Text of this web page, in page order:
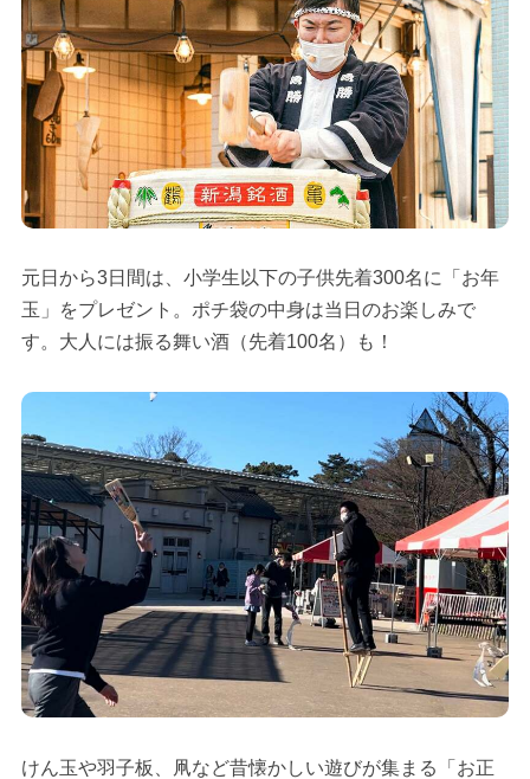
元日から3日間は、小学生以下の子供先着300名に「お年
玉」をプレゼント。ポチ袋の中身は当日のお楽しみで
す。大人には振る舞い酒（先着100名）も！
けん玉や羽子板、凧など昔懐かしい遊びが集まる「お正